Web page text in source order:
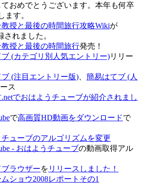
おめでとうございます。本年も何卒
ます。
教授と最後の時間旅行攻略Wikiが
されました。
教授と最後の時間旅行発売！
(カテゴリ別人気エントリー)リリー
(注目エントリー版)
簡易はてブ (人
ス
でおはようチューブが紹介されまし
で高画質HD動画をダウンロードで
ューブのアルゴリズムを変更
- おはようチューブの動画取得アル
ラウザーを リリースしました！
ショウ2008レポートその1